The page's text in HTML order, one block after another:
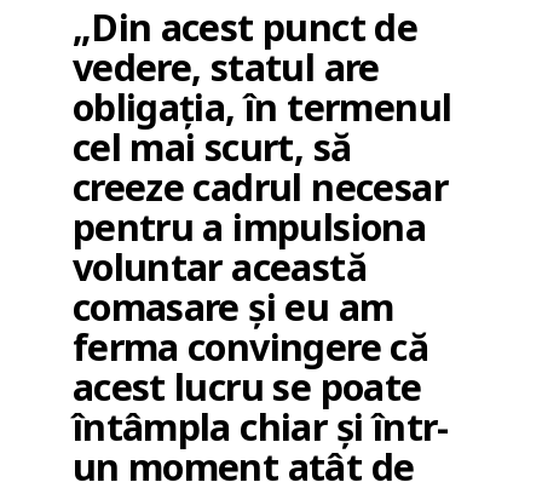
„Din acest punct de
vedere, statul are
obligația, în termenul
cel mai scurt, să
creeze cadrul necesar
pentru a impulsiona
voluntar această
comasare și eu am
ferma convingere că
acest lucru se poate
întâmpla chiar și într-
un moment atât de